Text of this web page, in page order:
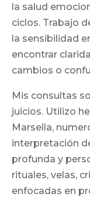
la salud
ciclos. Trabajo
la sensibilidad
encontrar
cambios o
Mis consultas
juicios. Utilizo
Marsella,
interpretación
profunda y
rituales, velas,
enfocadas en